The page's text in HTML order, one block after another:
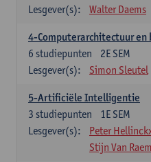
Lesgever(s):
Walter Daems
4-Computerarchitectuur en
2E SEM
6 studiepunten
Lesgever(s):
Simon Sleutel
5-Artificiële Intelligentie
1E SEM
3 studiepunten
Lesgever(s):
Peter
Stijn Van